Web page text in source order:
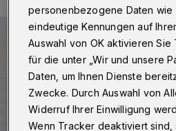
personenbezogene Daten
eindeutige Kennungen auf
Auswahl von OK aktivieren
für die unter „Wir und unsere
Daten, um Ihnen Dienste
Zwecke. Durch Auswahl von
Widerruf Ihrer Einwilligung
Wenn Tracker deaktiviert sind,